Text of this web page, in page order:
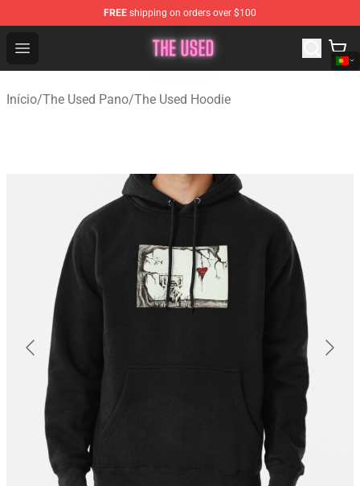
FREE shipping on orders over $100
Open menu
The Used Store - Official The Used Merchandise Shop
Início/The Used Pano/The Used Hoodie